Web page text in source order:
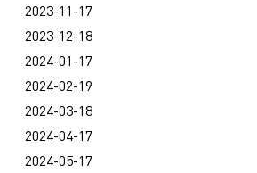
2023-11-17
2023-12-18
2024-01-17
2024-02-19
2024-03-18
2024-04-17
2024-05-17